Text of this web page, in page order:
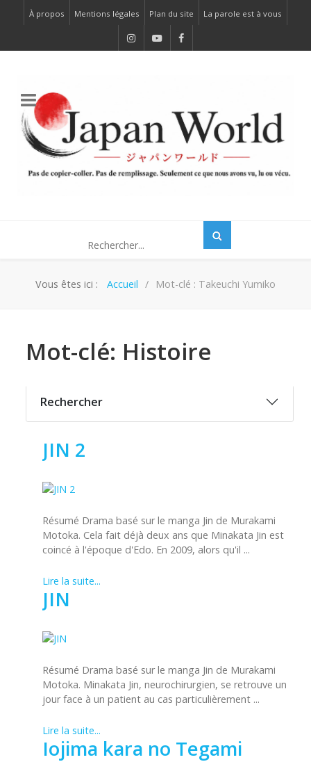
À propos Mentions légales Plan du site La parole est à vous
Vous êtes ici : Accueil Mot-clé : Takeuchi Yumiko
Mot-clé: Histoire
Rechercher
JIN 2
Résumé Drama basé sur le manga Jin de Murakami
Motoka. Cela fait déjà deux ans que Minakata Jin est
coincé à l'époque d'Edo. En 2009, alors qu'il ...
Lire la suite...
JIN
Résumé Drama basé sur le manga Jin de Murakami
Motoka. Minakata Jin, neurochirurgien, se retrouve un
jour face à un patient au cas particulièrement ...
Lire la suite...
Iojima kara no Tegami